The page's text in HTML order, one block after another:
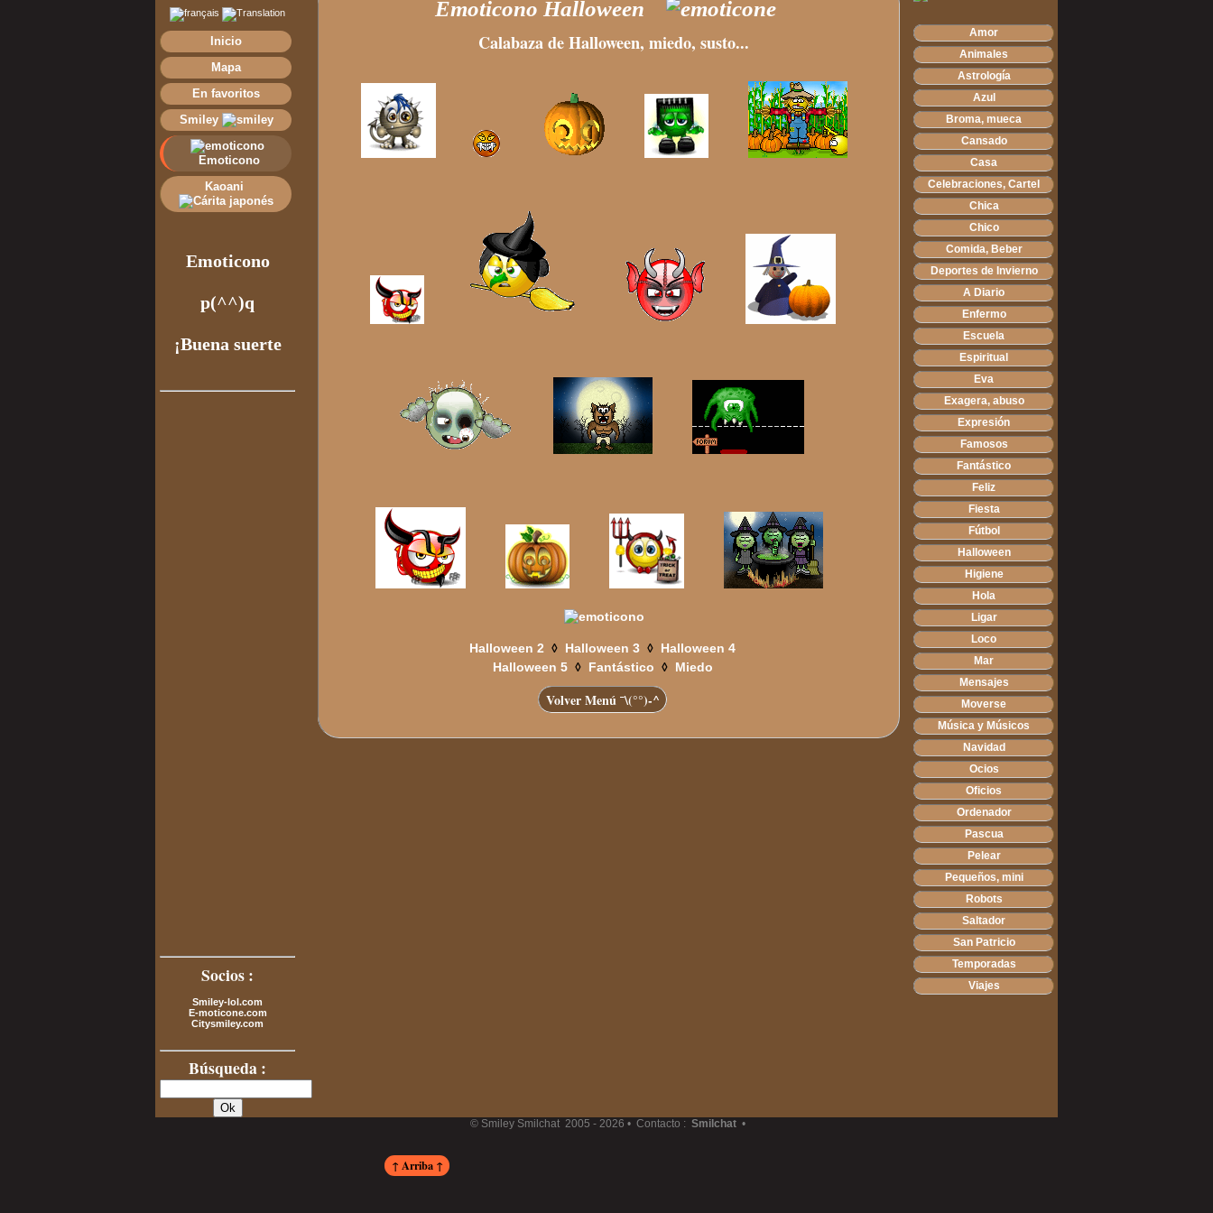
Inicio
Mapa
En favoritos
Smiley
Emoticono
Kaoani
Emoticono
p(^^)q
¡Buena suerte
Socios :
Smiley-lol.com
E-moticone.com
Citysmiley.com
Búsqueda :
Amor
Animales
Astrología
Azul
Broma, mueca
Cansado
Casa
Celebraciones, Cartel
Chica
Chico
Comida, Beber
Deportes de Invierno
A Diario
Enfermo
Escuela
Espiritual
Eva
Exagera, abuso
Expresión
Famosos
Fantástico
Feliz
Fiesta
Fútbol
Halloween
Higiene
Hola
Ligar
Loco
Mar
Mensajes
Moverse
Música y Músicos
Navidad
Ocios
Oficios
Ordenador
Pascua
Pelear
Pequeños, mini
Robots
Saltador
San Patricio
Temporadas
Viajes
Emoticono Halloween
Calabaza de Halloween, miedo, susto...
Halloween 2 ◊ Halloween 3 ◊ Halloween 4
Halloween 5 ◊ Fantástico ◊ Miedo
Volver Menú ¯\(°°)-^
© Smiley Smilchat 2005 - 2026 • Contacto : Smilchat •
↑ Arriba ↑